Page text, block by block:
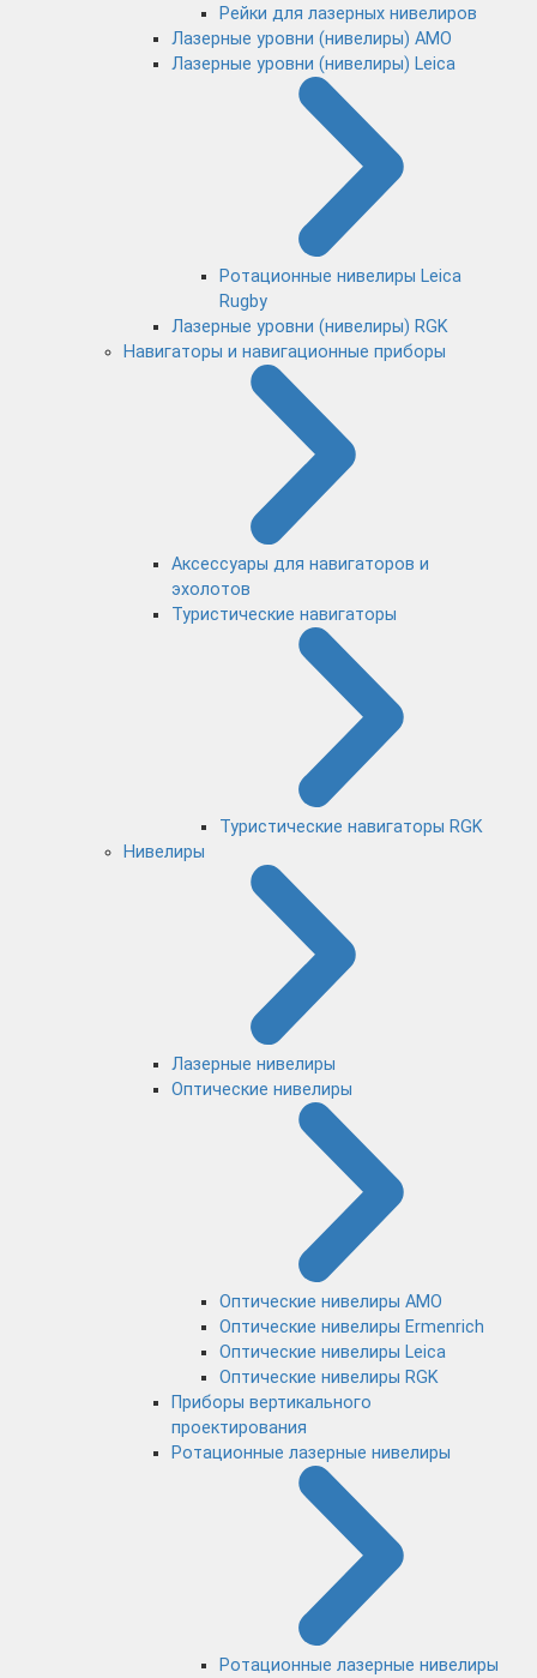
Рейки для лазерных нивелиров
Лазерные уровни (нивелиры) AMO
Лазерные уровни (нивелиры) Leica
Ротационные нивелиры Leica
Rugby
Лазерные уровни (нивелиры) RGK
Навигаторы и навигационные приборы
Аксессуары для навигаторов и
эхолотов
Туристические навигаторы
Туристические навигаторы RGK
Нивелиры
Лазерные нивелиры
Оптические нивелиры
Оптические нивелиры AMO
Оптические нивелиры Ermenrich
Оптические нивелиры Leica
Оптические нивелиры RGK
Приборы вертикального
проектирования
Ротационные лазерные нивелиры
Ротационные лазерные нивелиры